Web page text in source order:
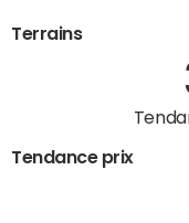
Terrains
Tendance prix